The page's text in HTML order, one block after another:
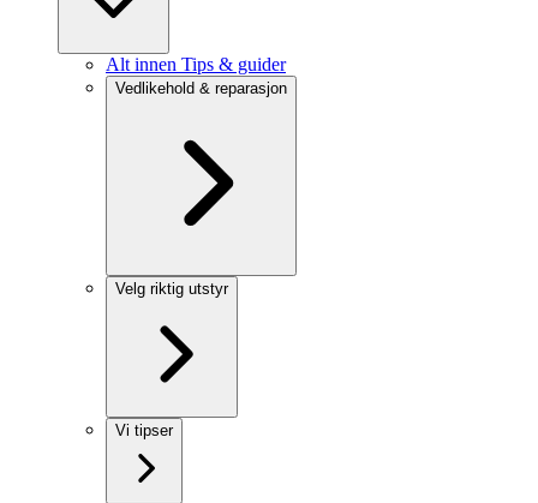
Alt innen Tips & guider
Vedlikehold & reparasjon
Velg riktig utstyr
Vi tipser